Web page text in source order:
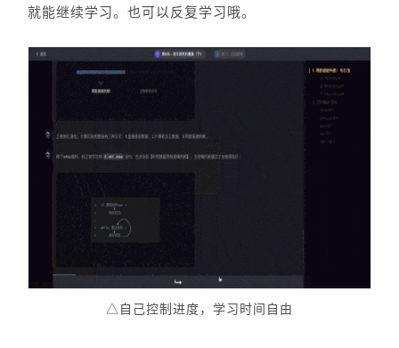
就能继续学习。也可以反复学习哦。
△自己控制进度，学习时间自由